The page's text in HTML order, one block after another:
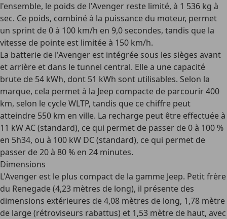
l'ensemble, le poids de l'Avenger reste limité, à 1 536 kg à
sec. Ce poids, combiné à la puissance du moteur, permet
un sprint de 0 à 100 km/h en 9,0 secondes, tandis que la
vitesse de pointe est limitée à 150 km/h.
La batterie de l'Avenger est intégrée sous les sièges avant
et arrière et dans le tunnel central. Elle a une capacité
brute de 54 kWh, dont 51 kWh sont utilisables. Selon la
marque, cela permet à la Jeep compacte de parcourir400
km, selon le cycle WLTP, tandis que ce chiffre peut
atteindre 550 km en ville. La recharge peut être effectuée à
11 kW AC (standard), ce qui permet de passer de 0 à 100 %
en 5h34, ou à 100 kW DC (standard), ce qui permet de
passer de 20 à 80 % en 24 minutes.
Dimensions
L'Avenger est le plus compact de la gamme Jeep. Petit frère
du Renegade (4,23 mètres de long), il présente des
dimensions extérieures de 4,08 mètres de long, 1,78 mètre
de large (rétroviseurs rabattus) et 1,53 mètre de haut, avec